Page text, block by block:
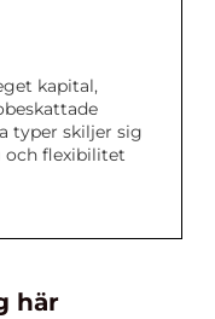
kapital,
typer skiljer sig
och flexibilitet
här